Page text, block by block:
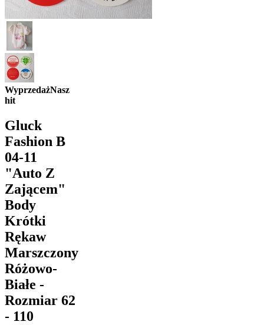
WyprzedażNasz
hit
Gluck
Fashion B
04-11
"Auto Z
Zającem"
Body
Krótki
Rękaw
Marszczony
Różowo-
Białe -
Rozmiar 62
- 110